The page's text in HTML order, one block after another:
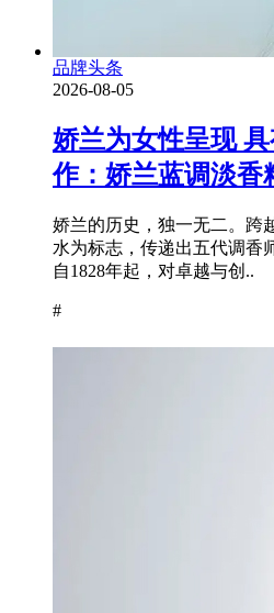
品牌头条
2026-08-05
娇兰为女性呈现
作：娇兰蓝调淡香
娇兰的历史，独一无二。跨
水为标志，传递出五代调香
自1828年起，对卓越与创..
#